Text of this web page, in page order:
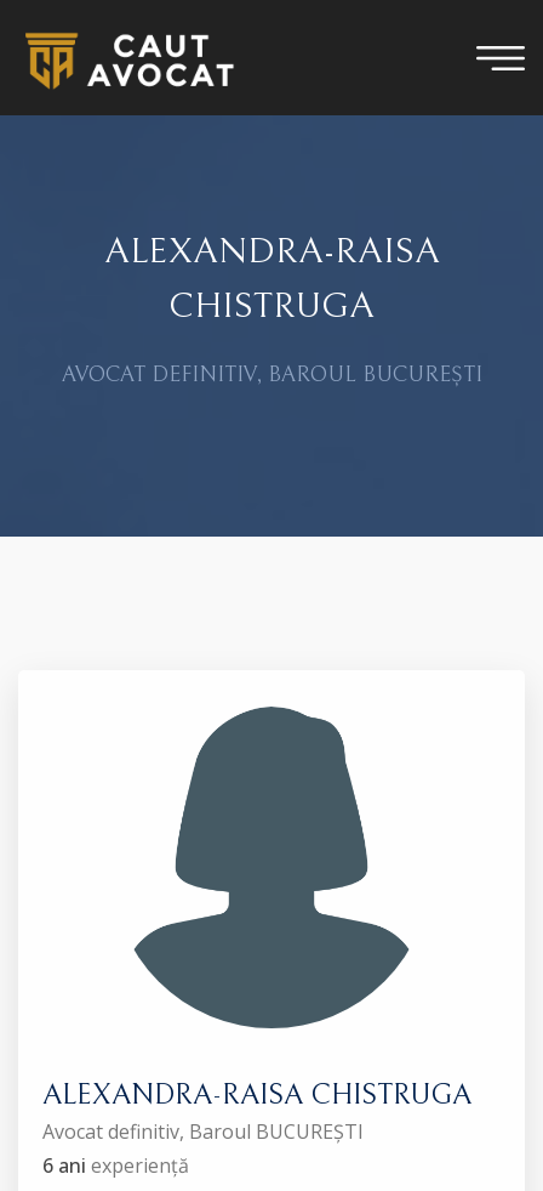
ALEXANDRA-RAISA
CHISTRUGA
AVOCAT DEFINITIV, BAROUL BUCUREȘTI
ALEXANDRA-RAISA CHISTRUGA
Avocat definitiv, Baroul BUCUREȘTI
6 ani experiență